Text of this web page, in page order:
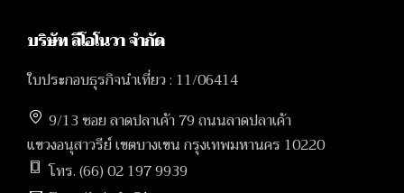
บริษัท ลีโอโนวา จำกัด
ใบประกอบธุรกิจนำเที่ยว : 11/06414
9/13 ซอย ลาดปลาเค้า 79 ถนนลาดปลาเค้า
แขวงอนุสาวรีย์ เขตบางเขน กรุงเทพมหานคร 10220
โทร. (66) 02 197 9939